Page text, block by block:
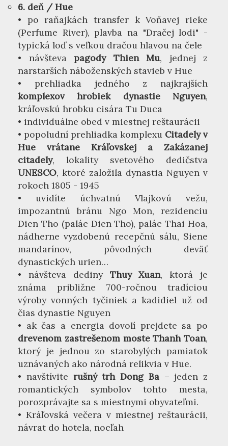
6. deň / Hue
• po raňajkách transfer k Voňavej rieke
(Perfume River), plavba na "Dračej lodi" -
typická loď s veľkou dračou hlavou na čele
• návšteva pagody Thien Mu, jednej z
narstarších náboženských stavieb v Hue
• prehliadka jedného z najkrajších
komplexov hrobiek dynastie Nguyen,
kráľovskú hrobku cisára Tu Duca
• individuálne obed v miestnej reštaurácii
• popoludní prehliadka komplexu Citadely v
Hue vrátane Kráľovskej a Zakázanej
citadely, lokality svetového dedičstva
UNESCO, ktoré založila dynastia Nguyen v
rokoch 1805 - 1945
• uvidíte úchvatnú Vlajkovú vežu,
impozantnú bránu Ngo Mon, rezidenciu
Dien Tho (palác Dien Tho), palác Thai Hoa,
nádherne vyzdobenú recepčnú sálu, Siene
mandarínov, pôvodných deväť
dynastických urien…
• návšteva dediny Thuy Xuan, ktorá je
známa približne 700-ročnou tradíciou
výroby vonných tyčiniek a kadidiel už od
čias dynastie Nguyen
• ak čas a energia dovolí prejdete sa po
drevenom zastrešenom moste Thanh Toan,
ktorý je jednou zo starobylých pamiatok
uznávaných ako národná relikvia v Hue.
• navštívite rušný trh Dong Ba– jeden z
romantických symbolov tohto mesta,
porozprávajte sa s miestnymi obyvateľmi.
• Kráľovská večera v miestnej reštaurácii,
návrat do hotela, nocľah